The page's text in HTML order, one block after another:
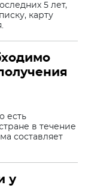
5 лет,
карту
есть
в течение
составляет
у